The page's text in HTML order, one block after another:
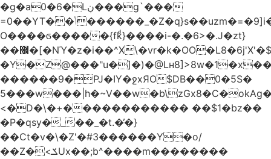
�g�a0�6�Lڹ���g`���
=0��YT��ݳ������_�Z�q}s��uzm�=�9]i��?
O����ϭ�����{fkͩ}����i-�.�6>�.J�zt}
��޼�[�NΎ�z�i��^X\�vr�k�OO�L8�6j'X'�$�O���� �l�,���`�n�`��[���T��a{�-
������9�PJ�IY�ջxЯO$DB��0�5S�
<�D�\�+������������ ��$1�bz��
�P�qsy�_��_�t.�̓�}
��Ct�v�\�Z'�#3������Y�o/
��Z�<ݎUx��;b^����m��������